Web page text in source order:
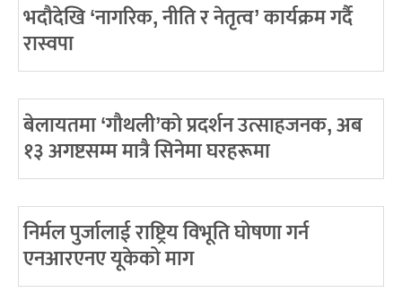
भदौदेखि ‘नागरिक, नीति र नेतृत्व’ कार्यक्रम गर्दै
रास्वपा
बेलायतमा ‘गौथली’को प्रदर्शन उत्साहजनक, अब
१३ अगष्टसम्म मात्रै सिनेमा घरहरूमा
निर्मल पुर्जालाई राष्ट्रिय विभूति घोषणा गर्न
एनआरएनए यूकेको माग